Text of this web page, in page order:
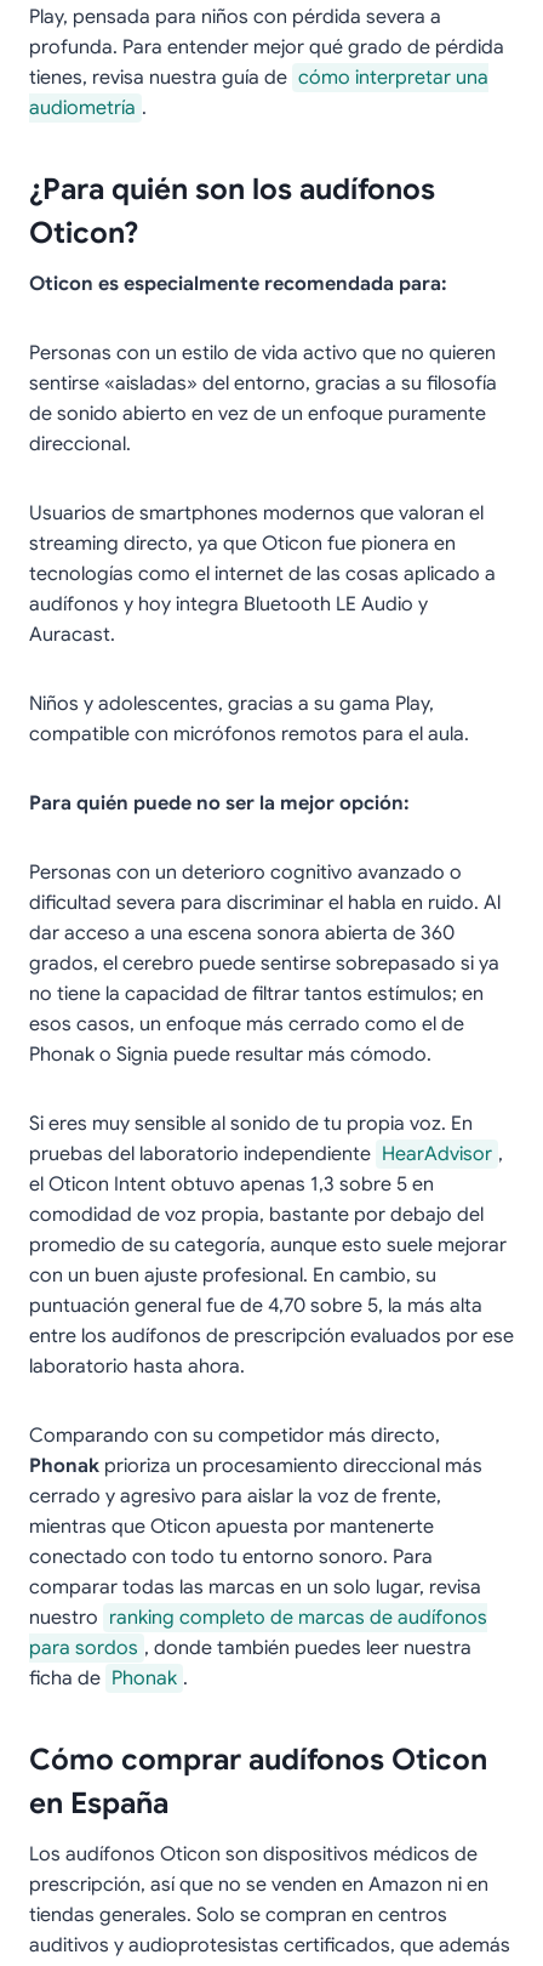
Play, pensada para niños con pérdida severa a
profunda. Para entender mejor qué grado de pérdida
tienes, revisa nuestra guía de cómo interpretar una
audiometría .
¿Para quién son los audífonos
Oticon?
Oticon es especialmente recomendada para:
Personas con un estilo de vida activo que no quieren
sentirse «aisladas» del entorno, gracias a su filosofía
de sonido abierto en vez de un enfoque puramente
direccional.
Usuarios de smartphones modernos que valoran el
streaming directo, ya que Oticon fue pionera en
tecnologías como el internet de las cosas aplicado a
audífonos y hoy integra Bluetooth LE Audio y
Auracast.
Niños y adolescentes, gracias a su gama Play,
compatible con micrófonos remotos para el aula.
Para quién puede no ser la mejor opción:
Personas con un deterioro cognitivo avanzado o
dificultad severa para discriminar el habla en ruido. Al
dar acceso a una escena sonora abierta de 360
grados, el cerebro puede sentirse sobrepasado si ya
no tiene la capacidad de filtrar tantos estímulos; en
esos casos, un enfoque más cerrado como el de
Phonak o Signia puede resultar más cómodo.
Si eres muy sensible al sonido de tu propia voz. En
pruebas del laboratorio independiente HearAdvisor ,
el Oticon Intent obtuvo apenas 1,3 sobre 5 en
comodidad de voz propia, bastante por debajo del
promedio de su categoría, aunque esto suele mejorar
con un buen ajuste profesional. En cambio, su
puntuación general fue de 4,70 sobre 5, la más alta
entre los audífonos de prescripción evaluados por ese
laboratorio hasta ahora.
Comparando con su competidor más directo,
Phonak prioriza un procesamiento direccional más
cerrado y agresivo para aislar la voz de frente,
mientras que Oticon apuesta por mantenerte
conectado con todo tu entorno sonoro. Para
comparar todas las marcas en un solo lugar, revisa
nuestro ranking completo de marcas de audífonos
para sordos , donde también puedes leer nuestra
ficha de Phonak .
Cómo comprar audífonos Oticon
en España
Los audífonos Oticon son dispositivos médicos de
prescripción, así que no se venden en Amazon ni en
tiendas generales. Solo se compran en centros
auditivos y audioprotesistas certificados, que además